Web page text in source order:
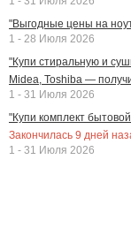
"Выгодные цены на
1 - 28 Июля 2026
"Купи стиральную и
Midea, Toshiba —
1 - 31 Июля 2026
"Купи комплект
Закончилась 9 дней
1 - 31 Июля 2026